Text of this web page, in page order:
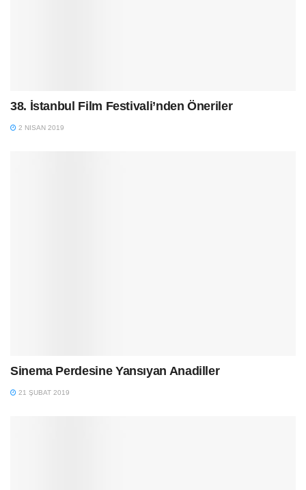
38. İstanbul Film Festivali’nden Öneriler
2 NISAN 2019
Sinema Perdesine Yansıyan Anadiller
21 ŞUBAT 2019